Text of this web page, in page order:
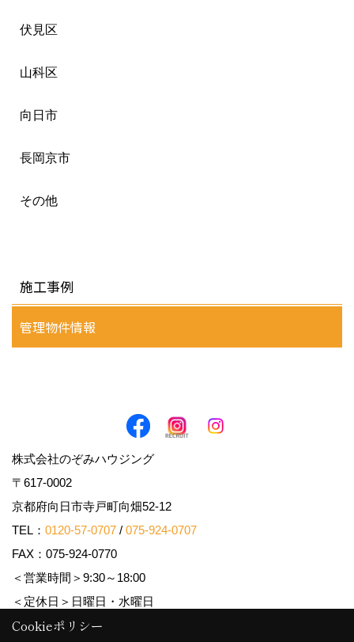
伏見区
山科区
向日市
長岡京市
その他
施工事例
管理物件情報
株式会社のぞみハウジング
〒617-0002
京都府向日市寺戸町向畑52-12
TEL： 0120-57-0707 / 075-924-0707
FAX：075-924-0770
＜営業時間＞9:30～18:00
＜定休日＞日曜日・水曜日
Cookieポリシー